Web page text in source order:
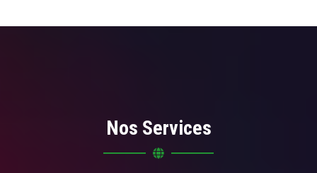
Nos Services